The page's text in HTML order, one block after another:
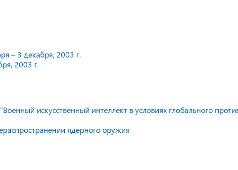
– 3 декабря, 2003 г.
2003 г.
искусственный интеллект в условиях глобального
ядерного оружия